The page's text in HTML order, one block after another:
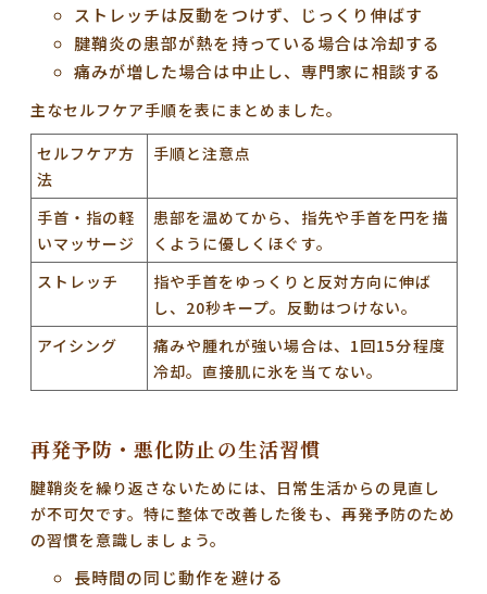
ストレッチは反動をつけず、じっくり伸ばす
腱鞘炎の患部が熱を持っている場合は冷却する
痛みが増した場合は中止し、専門家に相談する
主なセルフケア手順を表にまとめました。
セルフケア方
法
手順と注意点
手首・指の軽
いマッサージ
患部を温めてから、指先や手首を円を描
くように優しくほぐす。
ストレッチ
指や手首をゆっくりと反対方向に伸ば
し、20秒キープ。反動はつけない。
アイシング
痛みや腫れが強い場合は、1回15分程度
冷却。直接肌に氷を当てない。
再発予防・悪化防止の生活習慣
腱鞘炎を繰り返さないためには、日常生活からの見直し
が不可欠です。特に整体で改善した後も、再発予防のため
の習慣を意識しましょう。
長時間の同じ動作を避ける